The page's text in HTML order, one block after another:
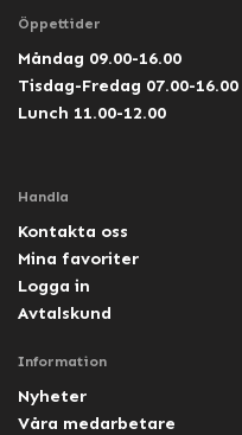
Öppettider
Måndag 09.00-16.00
Tisdag-Fredag 07.00-16.00
Lunch 11.00-12.00
Handla
Kontakta oss
Mina favoriter
Logga in
Avtalskund
Information
Nyheter
Våra medarbetare